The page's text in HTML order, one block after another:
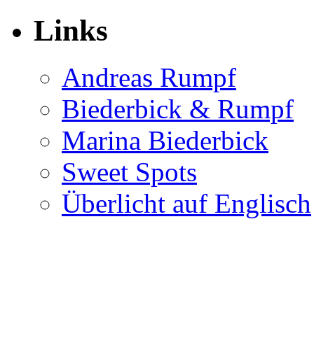
Links
Andreas Rumpf
Biederbick & Rumpf
Marina Biederbick
Sweet Spots
Überlicht auf Englisch